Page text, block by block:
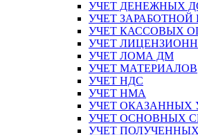
УЧЕТ ДЕНЕЖНЫХ
УЧЕТ
УЧЕТ КАССОВЫХ
УЧЕТ
УЧЕТ ЛОМА ДМ
УЧЕТ МАТЕРИАЛОВ
УЧЕТ НДС
УЧЕТ НМА
УЧЕТ ОКАЗАННЫХ
УЧЕТ ОСНОВНЫХ
УЧЕТ